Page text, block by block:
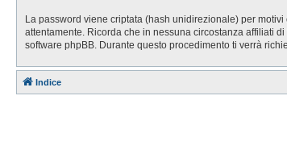
La password viene criptata (hash unidirezionale) per
attentamente. Ricorda che in nessuna circostanza affiliati
software phpBB. Durante questo procedimento ti verrà
Indice